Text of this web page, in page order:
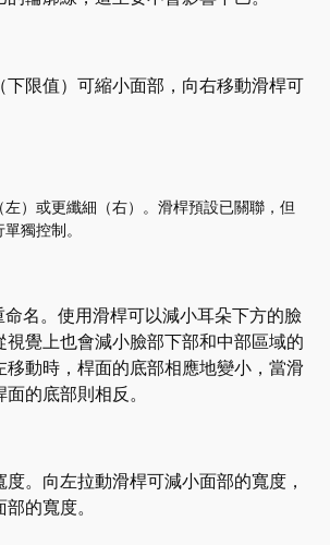
下限值）可縮小面部，向右移動滑桿可
）或更纖細（右）。滑桿預設已關聯，但
獨控制。
名。使用滑桿可以減小耳朵下方的臉
視覺上也會減小臉部下部和中部區域的
移動時，桿面的底部相應地變小，當滑
的底部則相反。
。向左拉動滑桿可減小面部的寬度，
的寬度。